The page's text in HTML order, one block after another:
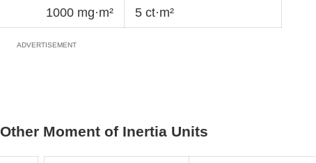
1000 mg·m² 5 ct·m²
Other Moment of Inertia Units